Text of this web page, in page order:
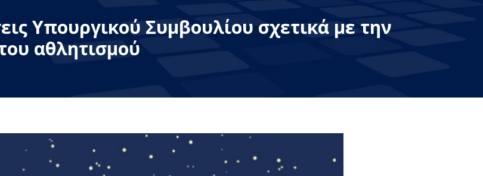
Υπουργικού Συμβουλίου σχετικά με την
αθλητισμού